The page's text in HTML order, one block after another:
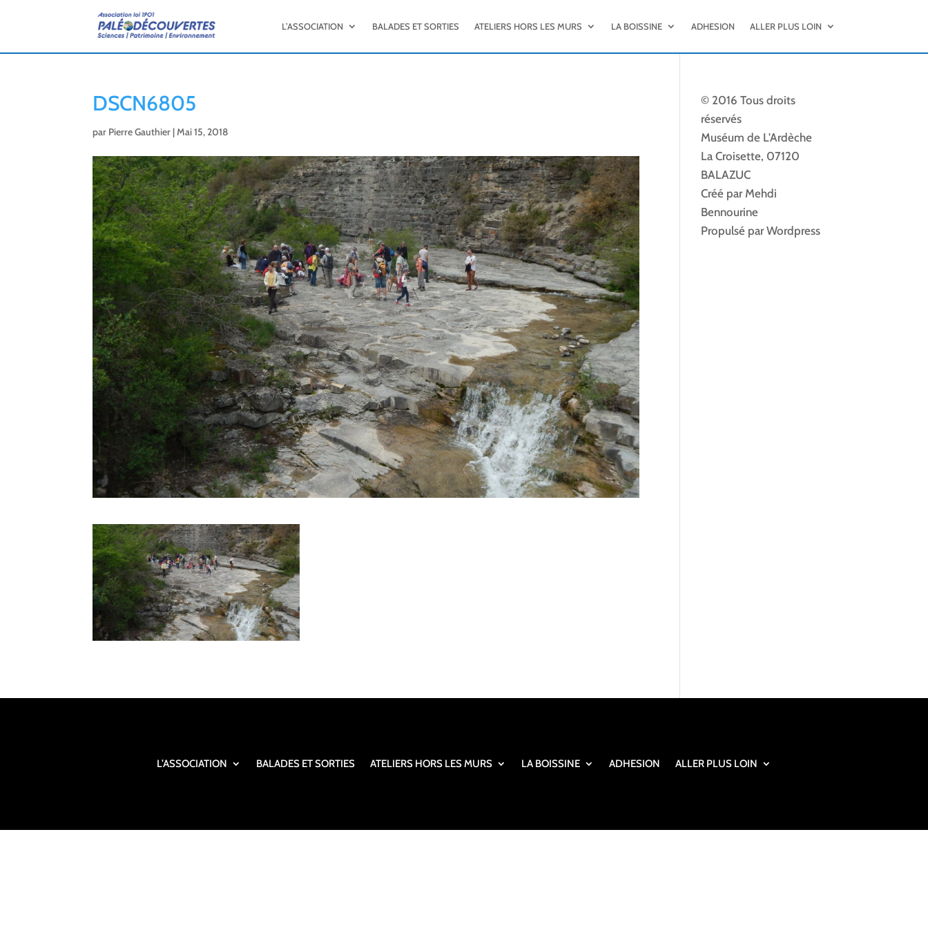
L’ASSOCIATION BALADES ET SORTIES ATELIERS HORS LES MURS LA BOISSINE ADHESION ALLER PLUS LOIN
DSCN6805
par Pierre Gauthier |Mai 15, 2018
© 2016 Tous droits
réservés
Muséum de L'Ardèche
La Croisette, 07120
BALAZUC
Créé par Mehdi
Bennourine
Propulsé par Wordpress
L’ASSOCIATION BALADES ET SORTIES ATELIERS HORS LES MURS LA BOISSINE ADHESION ALLER PLUS LOIN